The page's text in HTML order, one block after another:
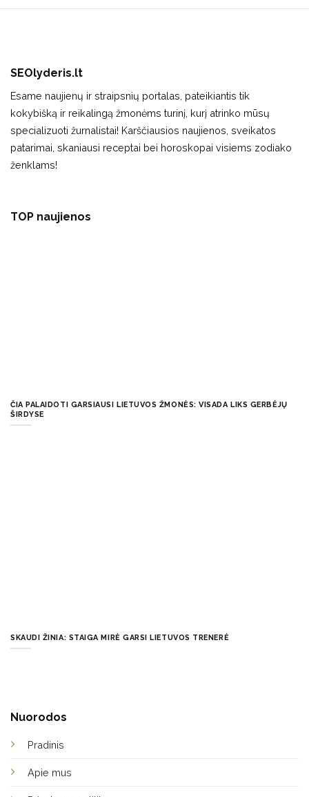
SEOlyderis.lt
Esame naujienų ir straipsnių portalas, pateikiantis tik
kokybišką ir reikalingą žmonėms turinį, kurį atrinko mūsų
specializuoti žurnalistai! Karščiausios naujienos, sveikatos
patarimai, skaniausi receptai bei horoskopai visiems zodiako
ženklams!
Nuorodos
Pradinis
Apie mus
TOP naujienos
ČIA PALAIDOTI GARSIAUSI LIETUVOS ŽMONĖS: VISADA LIKS GERBĖJŲ
ŠIRDYSE
SKAUDI ŽINIA: STAIGA MIRĖ GARSI LIETUVOS TRENERĖ